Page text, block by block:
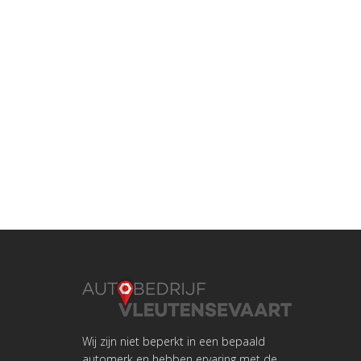
Wij zijn niet beperkt in een bepaald